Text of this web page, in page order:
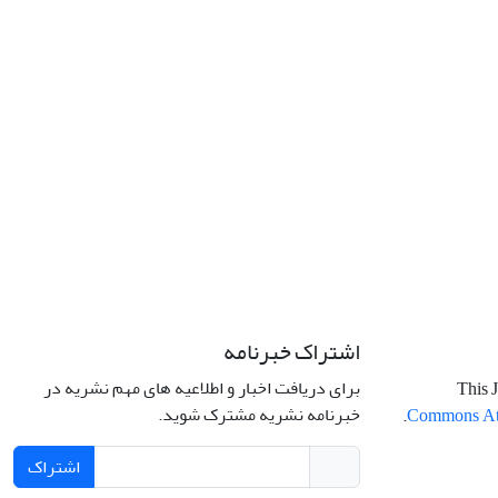
This
Commons
.
اشتراک خبرنامه
برای دریافت اخبار و اطلاعیه های مهم نشریه در
خبرنامه نشریه مشترک شوید.
اشتراک